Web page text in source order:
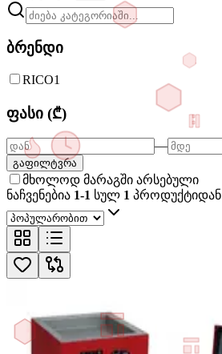
ბრენდი
RICO1
ფასი (₾)
—
გაფილტვრა
მხოლოდ მარაგში არსებული
ნაჩვენებია 1-1 სულ 1 პროდუქტიდან